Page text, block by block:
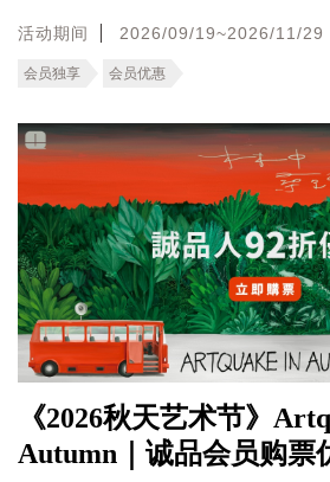
活动期间 2026/09/19~2026/11/29
会员独享 会员优惠
《2026秋天艺术节》
Autumn｜诚品会员购票